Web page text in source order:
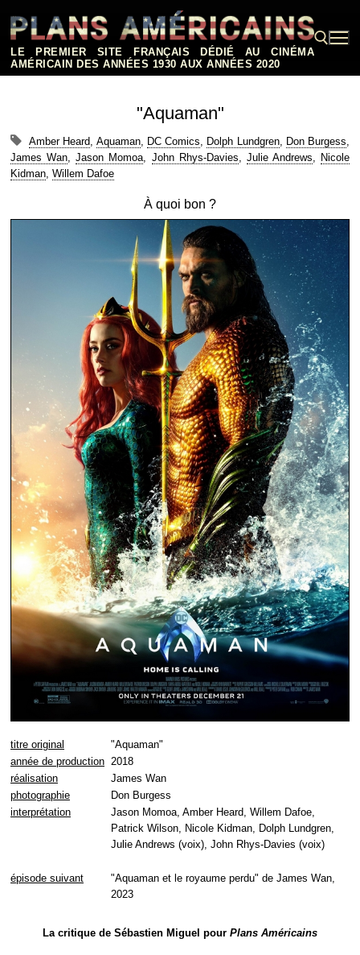
contenu
LE PREMIER SITE FRANÇAIS DÉDIÉ AU CINÉMA
AMÉRICAIN DES ANNÉES 1930 AUX ANNÉES 2020
"Aquaman"
Amber Heard, Aquaman, DC Comics, Dolph Lundgren, Don Burgess,
James Wan,Jason Momoa, John Rhys-Davies, Julie Andrews, Nicole
Kidman, Willem Dafoe
À quoi bon ?
titre original
"Aquaman"
année de production 2018
réalisation
James Wan
photographie
Don Burgess
interprétation
Jason Momoa, Amber Heard, Willem Dafoe,
Patrick Wilson, Nicole Kidman, Dolph Lundgren,
Julie Andrews (voix), John Rhys-Davies (voix)
épisode suivant
"Aquaman et le royaume perdu" de James Wan,
2023
La critique de Sébastien Miguel pour Plans Américains